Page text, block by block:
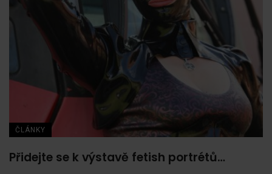
ČLÁNKY
Přidejte se k výstavě fetish portrétů…